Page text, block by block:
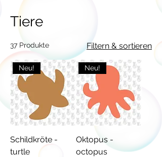
Tiere
37 Produkte Filtern & sortieren
Neu!
Schildkröte -
turtle
Neu!
Oktopus -
octopus